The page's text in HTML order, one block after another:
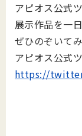
アピオス公式
展示作品を一
ぜひのぞいて
アピオス公式
https://